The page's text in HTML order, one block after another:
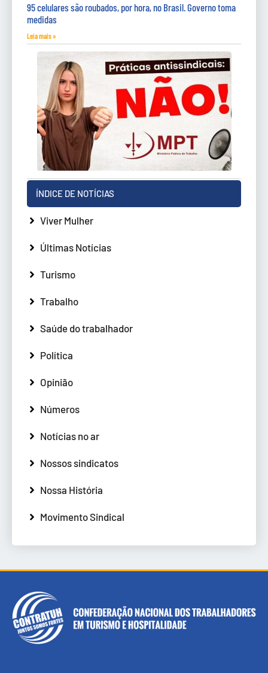
95 celulares são roubados, por hora, no Brasil. Governo toma
medidas
Leia mais »
ÍNDICE DE NOTÍCIAS
Viver Mulher
Últimas Notícias
Turismo
Trabalho
Saúde do trabalhador
Política
Opinião
Números
Notícias no ar
Nossos sindicatos
Nossa História
Movimento Sindical